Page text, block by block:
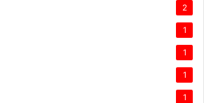
2
1
1
1
1